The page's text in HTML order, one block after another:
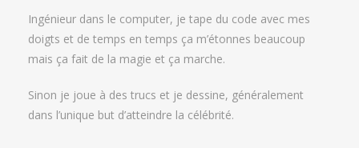
Ingénieur dans le computer, je tape du code avec mes
doigts et de temps en temps ça m’étonnes beaucoup
mais ça fait de la magie et ça marche.
Sinon je joue à des trucs et je dessine, généralement
dans l’unique but d’atteindre la célébrité.